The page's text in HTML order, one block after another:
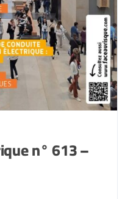
n° 613 –